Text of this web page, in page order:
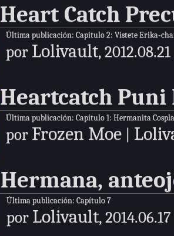
Heart Catch
Última publicación: Capítulo 2: Vistete Erika-
por Lolivault, 2012.08.21
Heartcatch Puni
Última publicación: Capítulo 1: Hermanita
por Frozen Moe
Hermana,
Última publicación: Capítulo 7
por Lolivault, 2014.06.17